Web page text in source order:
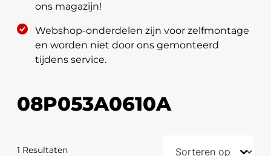
ons magazijn!
Webshop-onderdelen zijn voor zelfmontage
en worden niet door ons gemonteerd
tijdens service.
08P053A0610A
1 Resultaten